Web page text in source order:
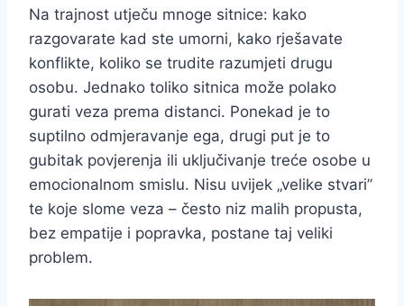
Na trajnost utječu mnoge sitnice: kako
razgovarate kad ste umorni, kako rješavate
konflikte, koliko se trudite razumjeti drugu
osobu. Jednako toliko sitnica može polako
gurati veza prema distanci. Ponekad je to
suptilno odmjeravanje ega, drugi put je to
gubitak povjerenja ili uključivanje treće osobe u
emocionalnom smislu. Nisu uvijek „velike stvari”
te koje slome veza – često niz malih propusta,
bez empatije i popravka, postane taj veliki
problem.